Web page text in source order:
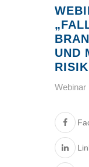
UND
Webinar